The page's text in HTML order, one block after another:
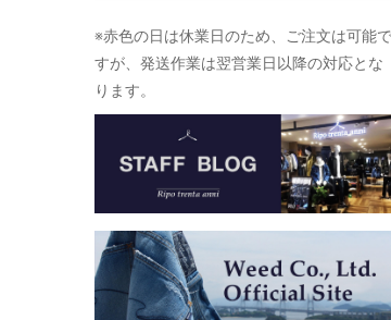
※赤色の日は休業日のため、ご注文は可能で
すが、発送作業は翌営業日以降の対応とな
ります。